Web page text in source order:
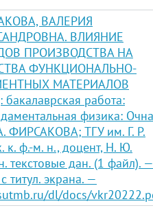
ВАЛЕРИЯ
ВЛИЯНИЕ
ПРОИЗВОДСТВА НА
ФУНКЦИОНАЛЬНО-
МАТЕРИАЛОВ
работа:
физика:
ФИРСАКОВА; ТГУ им. Г. Р.
к. ф.-м. н., доцент, Н. Ю.
текстовые дан. (1 файл). —
титул. экрана. —
dl/docs/